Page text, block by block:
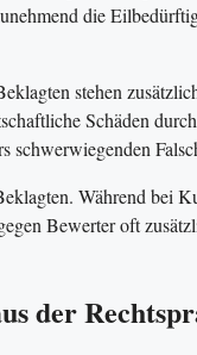
die
stehen
Schäden
schwerwiegenden
Während bei
Bewerter oft
der